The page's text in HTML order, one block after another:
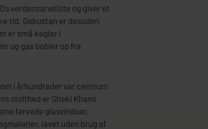
verdensarvsliste og giver et
tid. Gobustan er desuden
er små kegler i
og gas bobler op fra
i århundreder var centrum
stolthed er Sheki Khans
farvede glasvinduer,
lavet uden brug af